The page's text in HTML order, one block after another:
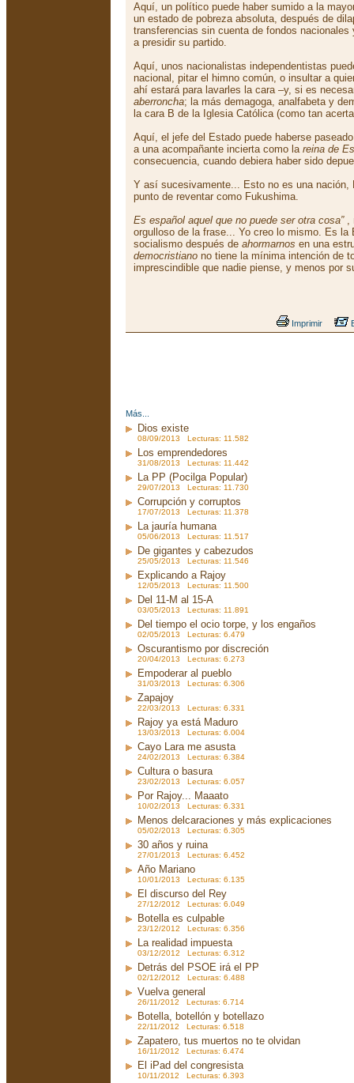
Aquí, un político puede haber sumido a la
un estado de pobreza absoluta, después de
transferencias sin cuenta de fondos nacionales
a presidir su partido.
Aquí, unos nacionalistas independentistas
nacional, pitar el himno común, o insultar a
ahí estará para lavarles la cara –y, si es
aberroncha; la más demagoga, analfabeta y
la cara B de la Iglesia Católica (como tan
Aquí, el jefe del Estado puede haberse
a una acompañante incierta como la reina de
consecuencia, cuando debiera haber sido
Y así sucesivamente... Esto no es una nación,
punto de reventar como Fukushima.
Es español aquel que no puede ser otra cosa” ,
orgulloso de la frase... Yo creo lo mismo. Es la
socialismo después de ahormarnos en una
democristiano no tiene la mínima intención de
imprescindible que nadie piense, y menos por
Imprimir
Más...
Dios existe
08/09/2013 Lecturas: 11.582
Los emprendedores
31/08/2013 Lecturas: 11.442
La PP (Pocilga Popular)
29/07/2013 Lecturas: 11.730
Corrupción y corruptos
17/07/2013 Lecturas: 11.378
La jauría humana
05/06/2013 Lecturas: 11.517
De gigantes y cabezudos
25/05/2013 Lecturas: 11.546
Explicando a Rajoy
12/05/2013 Lecturas: 11.500
Del 11-M al 15-A
03/05/2013 Lecturas: 11.891
Del tiempo el ocio torpe, y los engaños
02/05/2013 Lecturas: 6.479
Oscurantismo por discreción
20/04/2013 Lecturas: 6.273
Empoderar al pueblo
31/03/2013 Lecturas: 6.306
Zapajoy
22/03/2013 Lecturas: 6.331
Rajoy ya está Maduro
13/03/2013 Lecturas: 6.004
Cayo Lara me asusta
24/02/2013 Lecturas: 6.384
Cultura o basura
23/02/2013 Lecturas: 6.057
Por Rajoy... Maaato
10/02/2013 Lecturas: 6.331
Menos delcaraciones y más explicaciones
05/02/2013 Lecturas: 6.305
30 años y ruina
27/01/2013 Lecturas: 6.452
Año Mariano
10/01/2013 Lecturas: 6.135
El discurso del Rey
27/12/2012 Lecturas: 6.049
Botella es culpable
23/12/2012 Lecturas: 6.356
La realidad impuesta
03/12/2012 Lecturas: 6.312
Detrás del PSOE irá el PP
02/12/2012 Lecturas: 6.488
Vuelva general
26/11/2012 Lecturas: 6.714
Botella, botellón y botellazo
22/11/2012 Lecturas: 6.518
Zapatero, tus muertos no te olvidan
16/11/2012 Lecturas: 6.474
El iPad del congresista
10/11/2012 Lecturas: 6.393